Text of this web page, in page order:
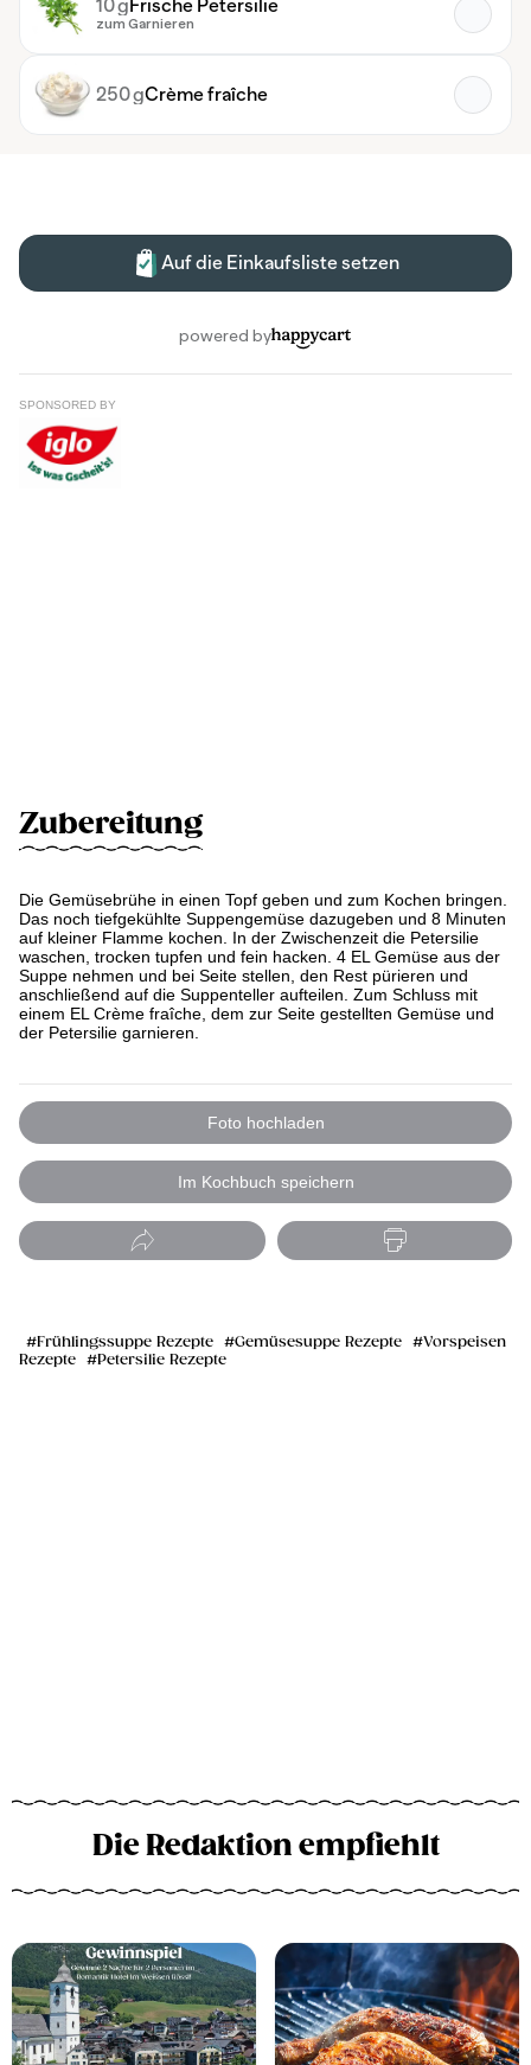
SPONSORED BY
Zubereitung
Die Gemüsebrühe in einen Topf geben und zum Kochen bringen.
Das noch tiefgekühlte Suppengemüse dazugeben und 8 Minuten
auf kleiner Flamme kochen. In der Zwischenzeit die Petersilie
waschen, trocken tupfen und fein hacken. 4 EL Gemüse aus der
Suppe nehmen und bei Seite stellen, den Rest pürieren und
anschließend auf die Suppenteller aufteilen. Zum Schluss mit
einem EL Crème fraîche, dem zur Seite gestellten Gemüse und
der Petersilie garnieren.
Foto hochladen
Im Kochbuch speichern
Frühlingssuppe Rezepte Gemüsesuppe Rezepte
Vorspeisen
Rezepte
Petersilie Rezepte
Die Redaktion empfiehlt